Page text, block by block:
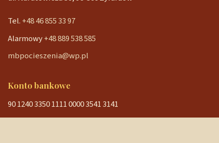
Tel. +48 46 855 33 97
Alarmowy+48 889 538 585
mbpocieszenia@wp.pl
Konto bankowe
90 1240 3350 1111 0000 3541 3141